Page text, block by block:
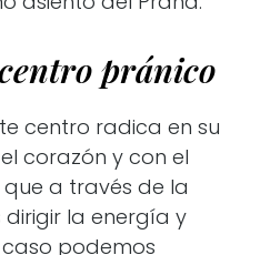
pránico
centro radica en su
corazón y con el
a través de la
la energía y
podemos